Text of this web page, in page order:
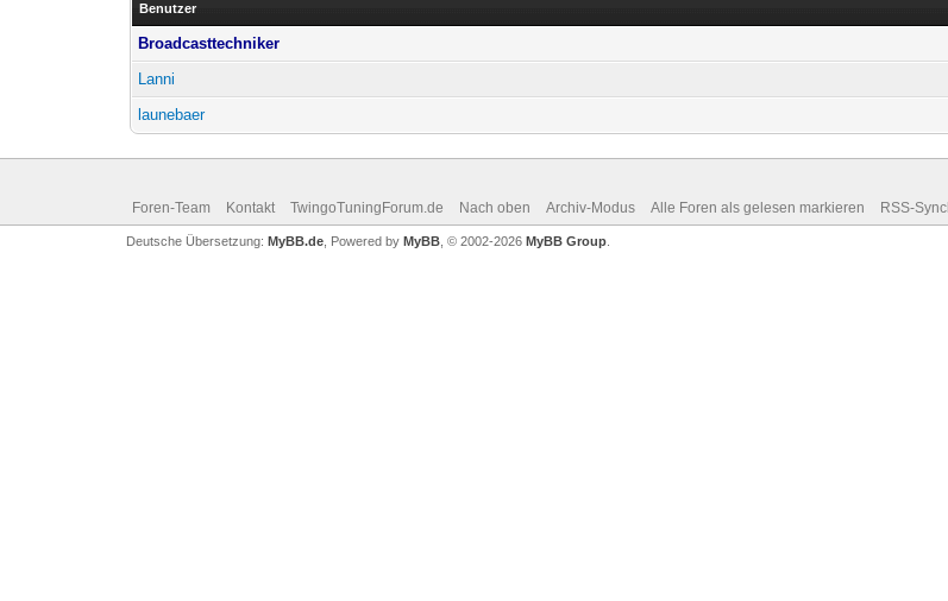
Benutzer
Broadcasttechniker
Lanni
launebaer
Foren-Team Kontakt TwingoTuningForum.de Nach oben Archiv-Modus Alle Foren als gelesen markieren RSS-
Deutsche Übersetzung: MyBB.de, Powered by MyBB, © 2002-2026 MyBB Group.